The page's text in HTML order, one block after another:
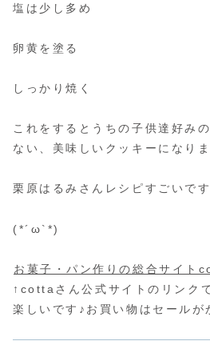
塩は少し多め
卵黄を塗る
しっかり焼く
これをするとうちの子供達好み
ない、美味しいクッキーになり
栗原はるみさんレシピすごいです
(*´ω`*)
お菓子・パン作りの総合サイト
↑cottaさん公式サイトのリンク
楽しいです♪お買い物はセールが